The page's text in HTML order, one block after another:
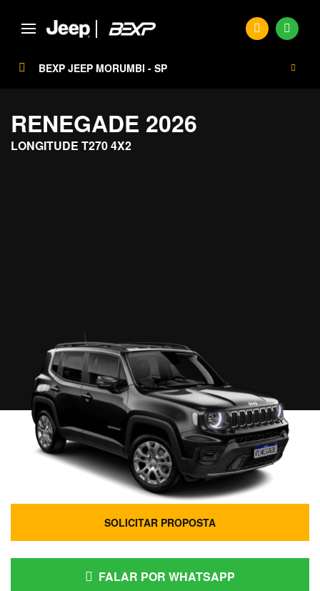
BEXP JEEP MORUMBI - SP
RENEGADE 2026
LONGITUDE T270 4X2
SOLICITAR PROPOSTA
FALAR POR WHATSAPP